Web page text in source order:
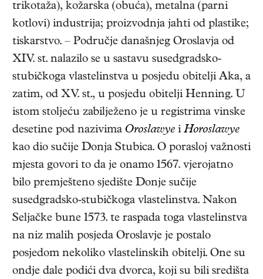
trikotaža), kožarska (obuća), metalna (parni
kotlovi) industrija; proizvodnja jahti od plastike;
tiskarstvo. – Područje današnjeg Oroslavja od
XIV. st. nalazilo se u sastavu susedgradsko-
stubičkoga vlastelinstva u posjedu obitelji Aka, a
zatim, od XV. st., u posjedu obitelji Henning. U
istom stoljeću zabilježeno je u registrima vinske
desetine pod nazivima Oroslawye i Horoslawye
kao dio sučije Donja Stubica. O porasloj važnosti
mjesta govori to da je onamo 1567. vjerojatno
bilo premješteno sjedište Donje sučije
susedgradsko-stubičkoga vlastelinstva. Nakon
Seljačke bune 1573. te raspada toga vlastelinstva
na niz malih posjeda Oroslavje je postalo
posjedom nekoliko vlastelinskih obitelji. One su
ondje dale podići dva dvorca, koji su bili središta